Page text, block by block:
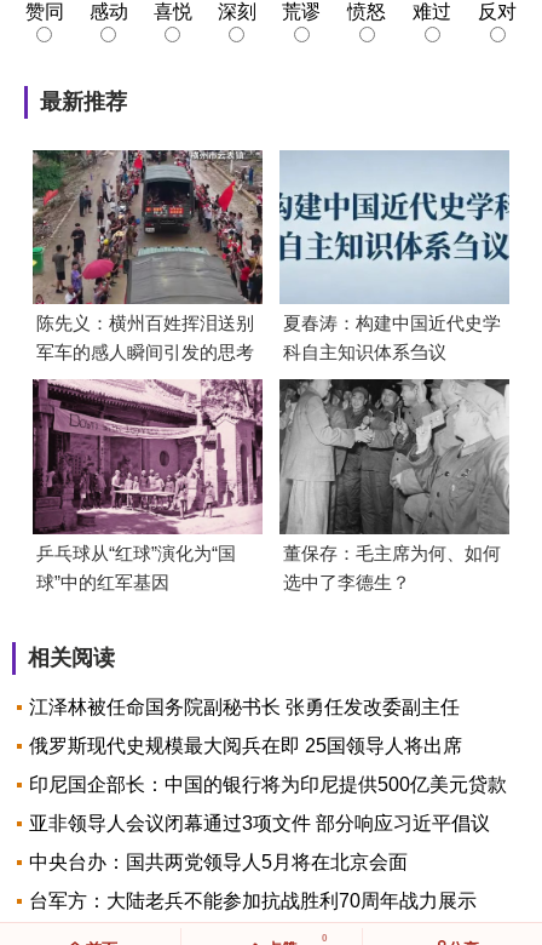
赞同 感动 喜悦 深刻 荒谬 愤怒 难过 反对
最新推荐
陈先义：横州百姓挥泪送别
军车的感人瞬间引发的思考
夏春涛：构建中国近代史学
科自主知识体系刍议
乒乓球从“红球”演化为“国
球”中的红军基因
董保存：毛主席为何、如何
选中了李德生？
相关阅读
江泽林被任命国务院副秘书长 张勇任发改委副主任
俄罗斯现代史规模最大阅兵在即 25国领导人将出席
印尼国企部长：中国的银行将为印尼提供500亿美元贷款
亚非领导人会议闭幕通过3项文件 部分响应习近平倡议
中央台办：国共两党领导人5月将在北京会面
台军方：大陆老兵不能参加抗战胜利70周年战力展示
0